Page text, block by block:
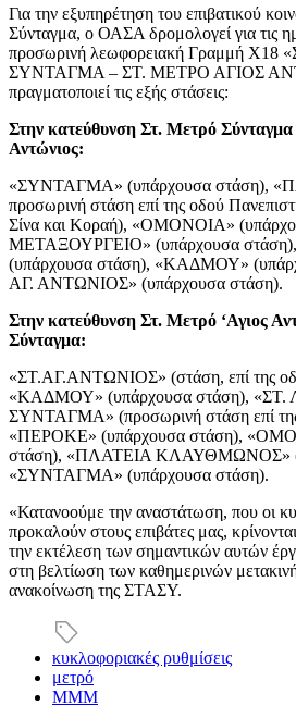
Για την εξυπηρέτηση του επιβατικού
Σύνταγμα, ο ΟΑΣΑ δρομολογεί για τις
προσωρινή λεωφορειακή Γραμμή Χ18
ΣΥΝΤΑΓΜΑ – ΣΤ. ΜΕΤΡΟ ΑΓΙΟΣ
πραγματοποιεί τις εξής στάσεις:
Στην κατεύθυνση Στ. Μετρό
Αντώνιος:
«ΣΥΝΤΑΓΜΑ» (υπάρχουσα στάση),
προσωρινή στάση επί της οδού
Σίνα και Κοραή), «ΟΜΟΝΟΙΑ»
ΜΕΤΑΞΟΥΡΓΕΙΟ» (υπάρχουσα
(υπάρχουσα στάση), «ΚΑΔΜΟΥ»
ΑΓ. ΑΝΤΩΝΙΟΣ» (υπάρχουσα στάση).
Στην κατεύθυνση Στ. Μετρό ‘Αγιος
Σύνταγμα:
«ΣΤ.ΑΓ.ΑΝΤΩΝΙΟΣ» (στάση, επί της
«ΚΑΔΜΟΥ» (υπάρχουσα στάση), «ΣΤ.
ΣΥΝΤΑΓΜΑ» (προσωρινή στάση επί
«ΠΕΡΟΚΕ» (υπάρχουσα στάση),
στάση), «ΠΛΑΤΕΙΑ ΚΛΑΥΘΜΩΝΟΣ»
«ΣΥΝΤΑΓΜΑ» (υπάρχουσα στάση).
«Κατανοούμε την αναστάτωση, που οι
προκαλούν στους επιβάτες μας,
την εκτέλεση των σημαντικών αυτών
στη βελτίωση των καθημερινών
ανακοίνωση της ΣΤΑΣΥ.
κυκλοφοριακές ρυθμίσεις
μετρό
ΜΜΜ